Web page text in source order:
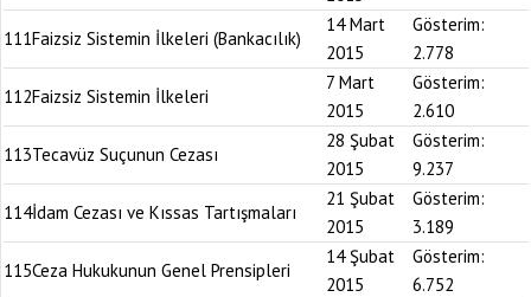
111Faizsiz Sistemin İlkeleri (Bankacılık)
14 Mart
2015
Gösterim:
2.778
112Faizsiz Sistemin İlkeleri
7 Mart
2015
Gösterim:
2.610
113Tecavüz Suçunun Cezası
28 Şubat
2015
Gösterim:
9.237
114İdam Cezası ve Kıssas Tartışmaları
21 Şubat
2015
Gösterim:
3.189
115Ceza Hukukunun Genel Prensipleri
14 Şubat
2015
Gösterim:
6.752